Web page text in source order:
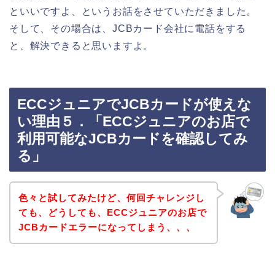
といいですよ、というお話をさせていただきました。
そして、その場合は、JCBカード会社に電話をする
と、解決できると思いますよ。
ECCジュニアでJCBカードが使えな
い理由５．「ECCジュニアのお店で
利用可能なJCBカードを確認してみ
る」
色々と試してみたけど、何回チャレンジし
ても、どうしても、ECCジュニアのお店で
JCBカードエラーになってしまう、、、